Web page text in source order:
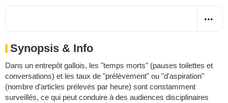
Synopsis & Info
Dans un entrepôt gallois, les "temps morts" (pauses toilettes et
conversations) et les taux de "prélèvement" ou "d'aspiration"
(nombre d'articles prélevés par heure) sont constamment
surveillés, ce qui peut conduire à des audiences disciplinaires